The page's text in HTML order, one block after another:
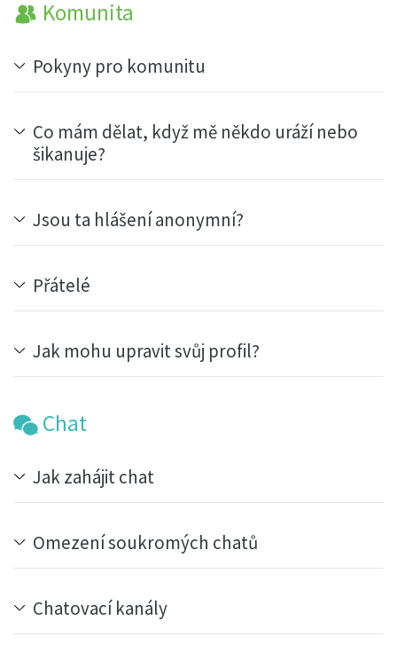
Komunita
Pokyny pro komunitu
Co mám dělat, když mě někdo uráží nebo
šikanuje?
Jsou ta hlášení anonymní?
Přátelé
Jak mohu upravit svůj profil?
Chat
Jak zahájit chat
Omezení soukromých chatů
Chatovací kanály